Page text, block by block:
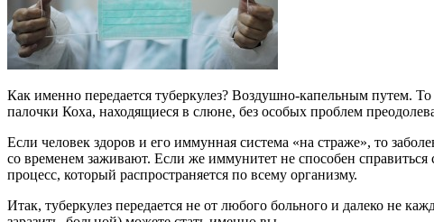
Как именно передается туберкулез? Воздушно-капельным путем.
палочки Коха, находящиеся в слюне, без особых проблем
Если человек здоров и его иммунная система «на страже», то
со временем заживают. Если же иммунитет не способен справиться
процесс, который распространяется по всему организму.
Итак, туберкулез передается не от любого больного и далеко не